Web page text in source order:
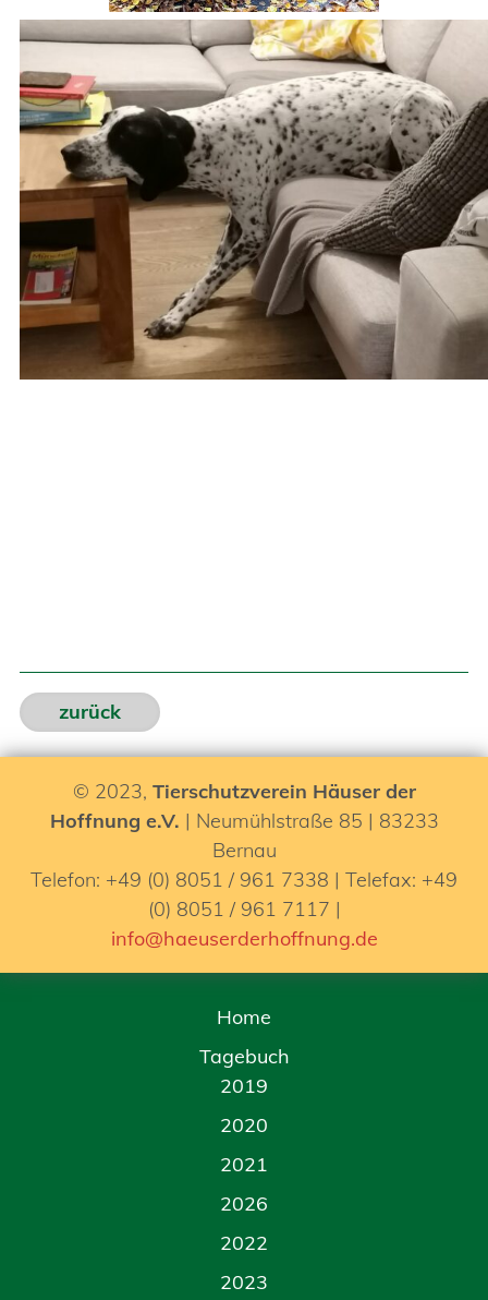
zurück
© 2023, Tierschutzverein Häuser der
Hoffnung e.V. | Neumühlstraße 85 | 83233
Bernau
Telefon: +49 (0) 8051 / 961 7338 | Telefax: +49
(0) 8051 / 961 7117 |
info@haeuserderhoffnung.de
Home
Tagebuch
2019
2020
2021
2026
2022
2023